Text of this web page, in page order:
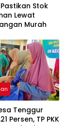
Stok
Lewat
Murah
Tenggur
Persen, TP PKK